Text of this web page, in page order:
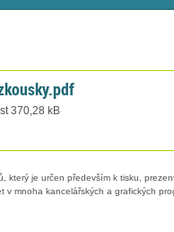
370,28 kB
který je určen především k tisku,
v mnoha kancelářských a grafických